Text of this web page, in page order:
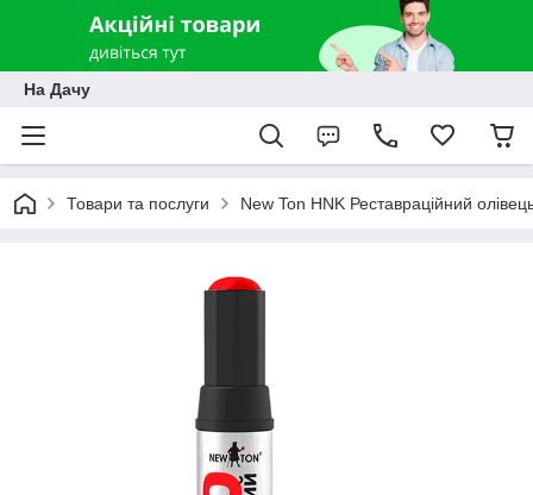
На Дачу
Товари та послуги New Ton HNK Реставраційний